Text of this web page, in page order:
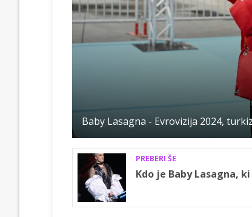
Baby Lasagna - Evrovizija 2024,
PREBERI ŠE
Kdo je Baby Lasagna,